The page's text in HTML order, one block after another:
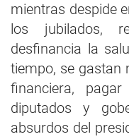
mientras despide
los jubilados,
desfinancia la
tiempo, se gastan
financiera,
diputados y
absurdos del